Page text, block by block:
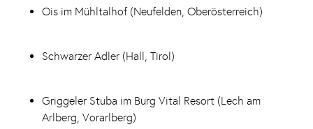
Ois im Mühltalhof (Neufelden, Oberösterreich)
Schwarzer Adler (Hall, Tirol)
Griggeler Stuba im Burg Vital Resort (Lech am
Arlberg, Vorarlberg)